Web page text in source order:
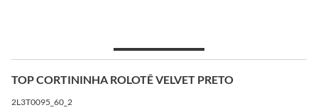
TOP CORTININHA ROLOTÊ VELVET PRETO
2L3T0095_60_2